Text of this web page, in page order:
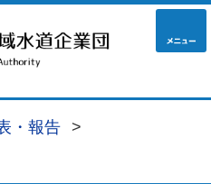
・報告